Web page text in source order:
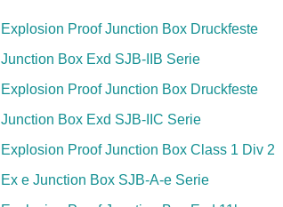
Explosion Proof Junction Box Druckfeste
Junction Box Exd SJB-IIB Serie
Explosion Proof Junction Box Druckfeste
Junction Box Exd SJB-IIC Serie
Explosion Proof Junction Box Class 1 Div 2
Ex e Junction Box SJB-A-e Serie